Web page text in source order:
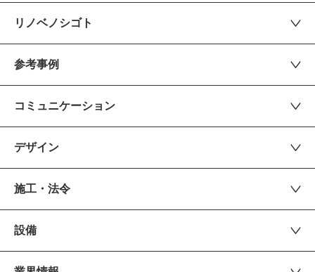
リノベノシゴト
参考事例
コミュニケーション
デザイン
施工・法令
設備